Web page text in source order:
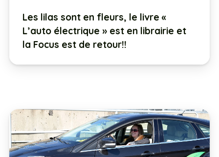
Les lilas sont en fleurs, le livre «
L’auto électrique » est en librairie et
la Focus est de retour!!